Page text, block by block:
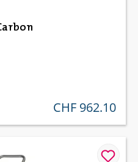
regulärer preis:
CHF 962.10